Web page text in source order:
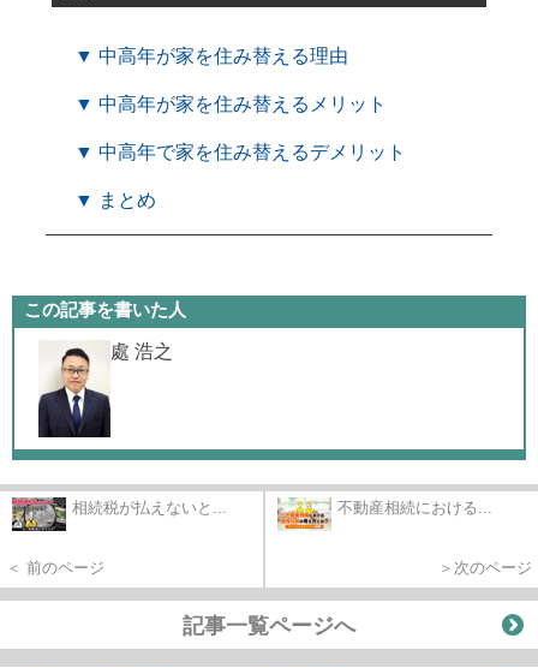
▼ 中高年が家を住み替える理由
▼ 中高年が家を住み替えるメリット
▼ 中高年で家を住み替えるデメリット
▼ まとめ
この記事を書いた人
處 浩之
相続税が払えないと...
＜ 前のページ
不動産相続における...
＞次のページ
記事一覧ページへ